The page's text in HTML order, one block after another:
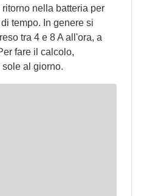
nella batteria per
tempo. In genere si
tra 4 e 8 A all'ora, a
fare il calcolo,
al giorno.